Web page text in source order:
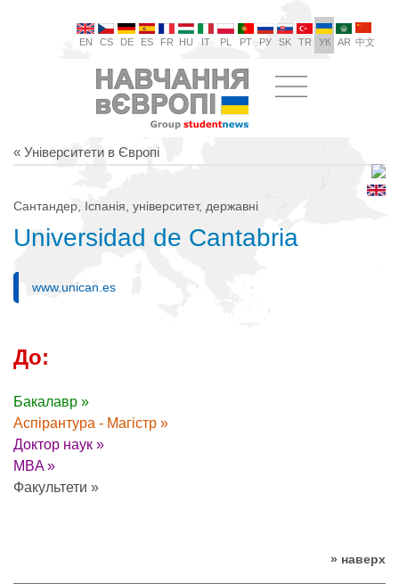
EN CS DE ES FR HU IT PL PT РУ SK TR УК AR 中文
« Університети в Європі
Сантандер, Іспанія, університет, державні
Universidad de Cantabria
www.unican.es
До:
Бакалавр »
Аспірантура - Магістр »
Доктор наук »
MBA »
Факультети »
» наверх